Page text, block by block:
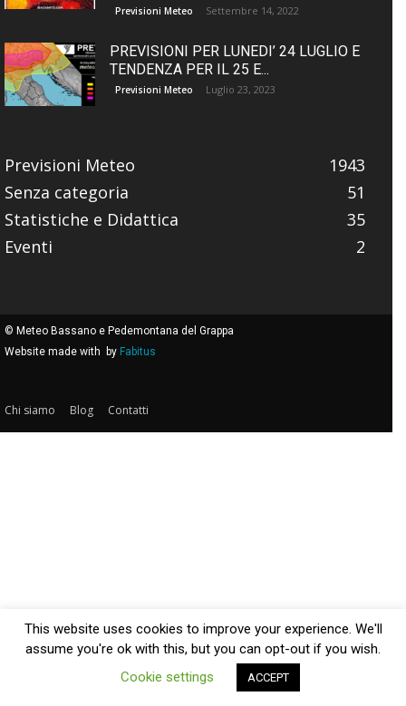
Previsioni Meteo Settembre 14, 2022
PREVISIONI PER LUNEDI’ 24 LUGLIO E
TENDENZA PER IL 25 E...
Previsioni Meteo Luglio 23, 2023
Previsioni Meteo
1943
Senza categoria
51
Statistiche e Didattica
35
Eventi
2
© Meteo Bassano e Pedemontana del Grappa
Website made with
by Fabitus
Chi siamo Blog Contatti
This website uses cookies to improve your experience. We'll
assume you're ok with this, but you can opt-out if you wish.
Cookie settings
ACCEPT